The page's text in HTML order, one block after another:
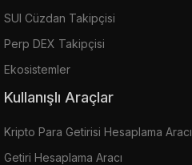
SUI Cüzdan Takipçisi
Perp DEX Takipçisi
Ekosistemler
Kullanışlı Araçlar
Kripto Para Getirisi Hesaplama Aracı
Getiri Hesaplama Aracı